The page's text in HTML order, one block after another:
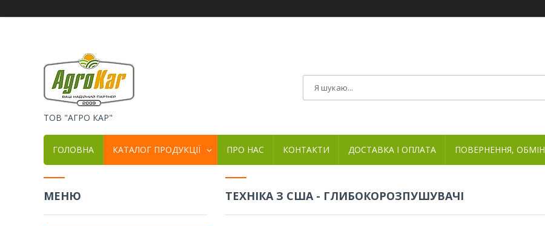
ТОВ "АГРО КАР"
ГОЛОВНА КАТАЛОГ ПРОДУКЦІЇ ПРО НАС КОНТАКТИ ДОСТАВКА І ОПЛАТА ПОВЕРНЕННЯ, ОБМІН
ТЕХНІКА З США - ГЛИБОКОРОЗПУШУВАЧІ